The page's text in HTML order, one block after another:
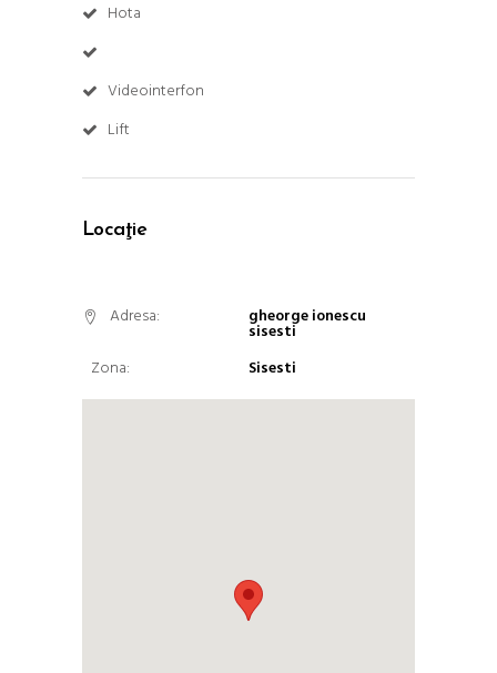
Hota
Videointerfon
Lift
Locaţie
Adresa: gheorge ionescu
sisesti
Zona:
Sisesti